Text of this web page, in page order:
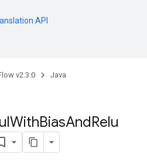
API
v2.3.0 Java
WithBiasAndRelu